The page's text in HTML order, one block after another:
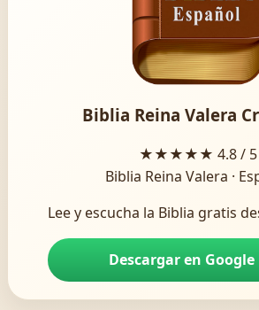
Biblia Reina Valera
★★★★★ 4.8 / 5
Biblia Reina Valera ·
Lee y escucha la Biblia gratis
Descargar en Google